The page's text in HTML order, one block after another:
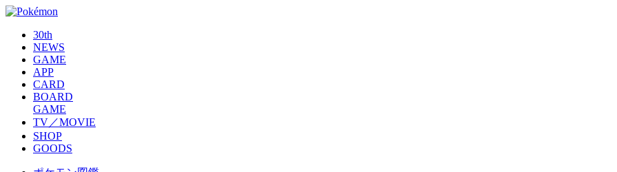
30th
NEWS
GAME
APP
CARD
BOARD
GAME
TV／MOVIE
SHOP
GOODS